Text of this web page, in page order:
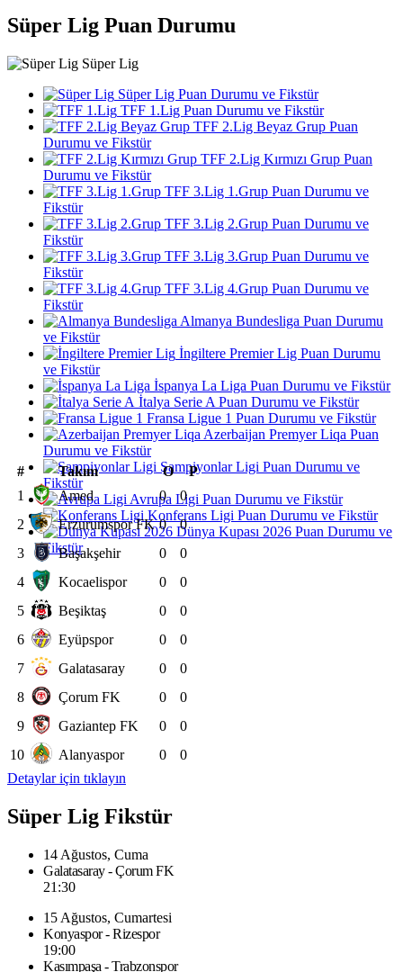
Süper Lig Puan Durumu
Süper Lig
Süper Lig Puan Durumu ve Fikstür
TFF 1.Lig Puan Durumu ve Fikstür
TFF 2.Lig Beyaz Grup Puan
Durumu ve Fikstür
TFF 2.Lig Kırmızı Grup Puan
Durumu ve Fikstür
TFF 3.Lig 1.Grup Puan Durumu ve
Fikstür
TFF 3.Lig 2.Grup Puan Durumu ve
Fikstür
TFF 3.Lig 3.Grup Puan Durumu ve
Fikstür
TFF 3.Lig 4.Grup Puan Durumu ve
Fikstür
Almanya Bundesliga Puan Durumu
ve Fikstür
İngiltere Premier Lig Puan Durumu
ve Fikstür
İspanya La Liga Puan Durumu ve Fikstür
İtalya Serie A Puan Durumu ve Fikstür
Fransa Ligue 1 Puan Durumu ve Fikstür
Azerbaijan Premyer Liqa Puan
Durumu ve Fikstür
Şampiyonlar Ligi Puan Durumu ve
Fikstür
Avrupa Ligi Puan Durumu ve Fikstür
Konferans Ligi Puan Durumu ve Fikstür
Dünya Kupası 2026 Puan Durumu ve
Fikstür
# Takım O
P
1
Amed 0
0
2
Erzurumspor FK 0
0
3
Başakşehir 0
0
4
Kocaelispor 0
0
5
Beşiktaş 0
0
6
Eyüpspor 0
0
7
Galatasaray 0
0
8
Çorum FK 0
0
9
Gaziantep FK 0
0
10
Alanyaspor 0
0
Detaylar için tıklayın
Süper Lig Fikstür
14 Ağustos, Cuma
Galatasaray - Çorum FK
21:30
15 Ağustos, Cumartesi
Konyaspor - Rizespor
19:00
Kasımpaşa - Trabzonspor